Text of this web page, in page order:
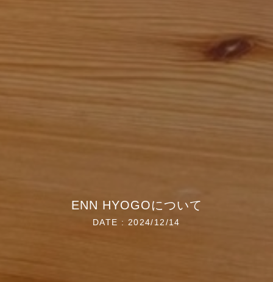
ENN HYOGOについて
DATE : 2024/12/14